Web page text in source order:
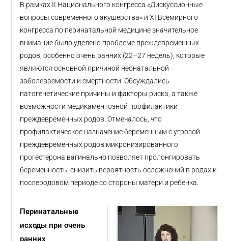
В рамках II Национального конгресса «Дискуссионные
вопросы современного акушерства» и XI Всемирного
конгресса по перинатальной медицине значительное
внимание было уделено проблеме преждевременных
родов, особенно очень ранних (22–27 недель), которые
являются основной причиной неонатальной
заболеваемости и смертности. Обсуждались
патогенетические причины и факторы риска, а также
возможности медикаментозной профилактики
преждевременных родов. Отмечалось, что
профилактическое назначение беременным с угрозой
преждевременных родов микронизированного
прогестерона вагинально позволяет пролонгировать
беременность, снизить вероятность осложнений в родах и
послеродовом периоде со стороны матери и ребенка.
Перинатальные
исходы при очень
ранних